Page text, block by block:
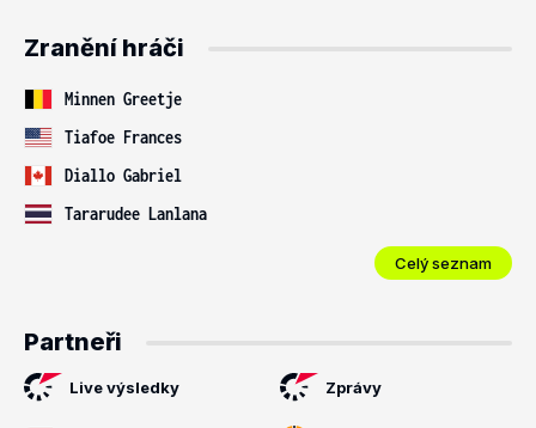
Zranění hráči
Minnen Greetje
Tiafoe Frances
Diallo Gabriel
Tararudee Lanlana
Celý seznam
Partneři
Live výsledky Zprávy